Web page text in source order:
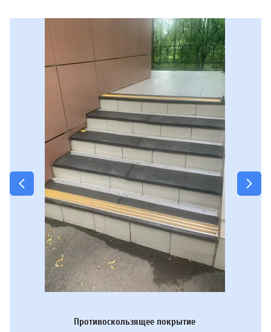
Противоскользящее покрытие